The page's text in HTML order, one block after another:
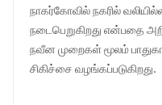
நாகர்கோவில் நகரில்
நடைபெறுகிறது என்பதை
நவீன முறைகள் மூலம்
சிகிச்சை வழங்கப்படுகிறது.